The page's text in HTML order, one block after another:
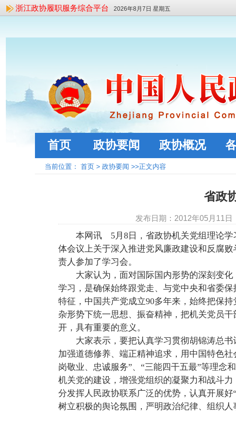
浙江政协履职服务综合平台 2026年8月7日 星期五
首页 政协要闻 政协概况
当前位置： 首页 > 政协要闻 >>正文内容
省政
发布日期：2012年05月11
本网讯 5月8日 ，省政协机关党组理论
体会议上关于深入推进党风廉政建设和反腐
责人参加了学习会。
大家认为，面对国际国内形势的深刻变化
学习，是确保始终跟党走、与党中央和省委
特征，中国共产党成立90多年来，始终把保
杂形势下统一思想、振奋精神，把机关党员
开，具有重要的意义。
大家表示，要把认真学习贯彻胡锦涛总书
加强道德修养、端正精神追求，用中国特色
岗敬业、忠诚服务”、“三能四干五最”等理念
机关党的建设，增强党组织的凝聚力和战斗
分发挥人民政协联系广泛的优势，认真开展
树立积极的舆论氛围，严明政治纪律、组织